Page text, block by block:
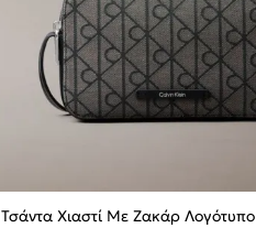
Τσάντα Χιαστί Με Ζακάρ Λογότυπο